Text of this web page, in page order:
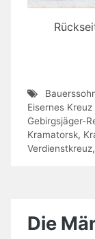
Eisernes Kreuz
Gebirgsjäger-
Kramatorsk,
Verdienstkreuz,
Die